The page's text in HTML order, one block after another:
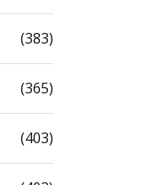
(383)
(365)
(403)